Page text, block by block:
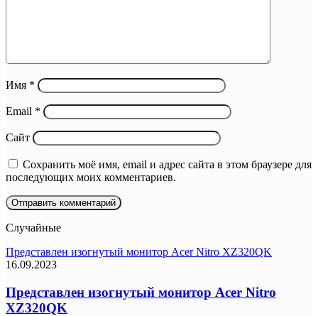
Имя *
Email *
Сайт
Сохранить моё имя, email и адрес сайта в этом браузере для
последующих моих комментариев.
Случайные
Представлен изогнутый монитор Acer Nitro XZ320QK
16.09.2023
Представлен изогнутый монитор Acer Nitro
XZ320QK